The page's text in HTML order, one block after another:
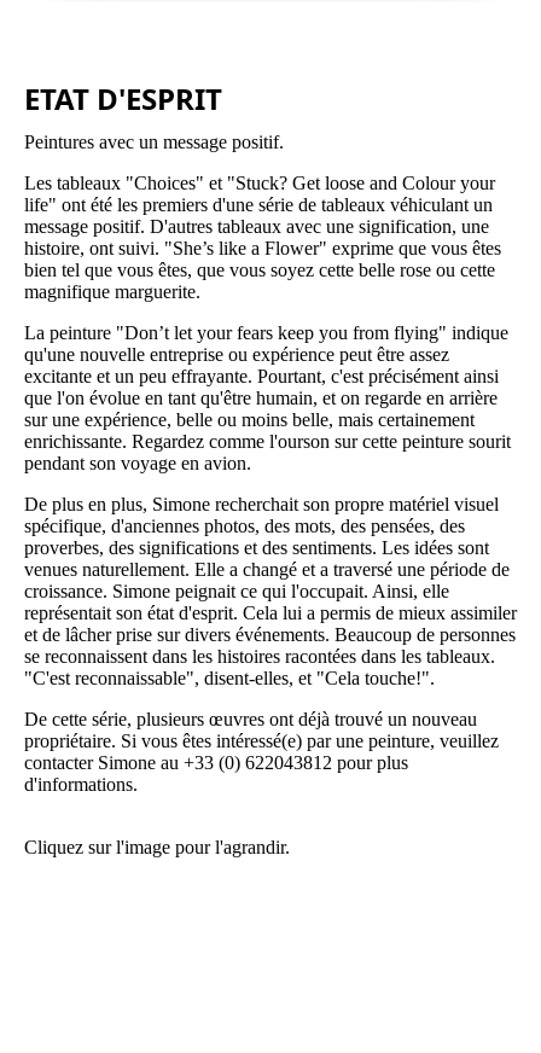
ETAT D'ESPRIT
Peintures avec un message positif.
Les tableaux "Choices" et "Stuck? Get loose and Colour your
life" ont été les premiers d'une série de tableaux véhiculant un
message positif. D'autres tableaux avec une signification, une
histoire, ont suivi. "She’s like a Flower" exprime que vous êtes
bien tel que vous êtes, que vous soyez cette belle rose ou cette
magnifique marguerite.
La peinture "Don’t let your fears keep you from flying" indique
qu'une nouvelle entreprise ou expérience peut être assez
excitante et un peu effrayante. Pourtant, c'est précisément ainsi
que l'on évolue en tant qu'être humain, et on regarde en arrière
sur une expérience, belle ou moins belle, mais certainement
enrichissante. Regardez comme l'ourson sur cette peinture sourit
pendant son voyage en avion.
De plus en plus, Simone recherchait son propre matériel visuel
spécifique, d'anciennes photos, des mots, des pensées, des
proverbes, des significations et des sentiments. Les idées sont
venues naturellement. Elle a changé et a traversé une période de
croissance. Simone peignait ce qui l'occupait. Ainsi, elle
représentait son état d'esprit. Cela lui a permis de mieux assimiler
et de lâcher prise sur divers événements. Beaucoup de personnes
se reconnaissent dans les histoires racontées dans les tableaux.
"C'est reconnaissable", disent-elles, et "Cela touche!".
De cette série, plusieurs œuvres ont déjà trouvé un nouveau
propriétaire. Si vous êtes intéressé(e) par une peinture, veuillez
contacter Simone au +33 (0) 622043812 pour plus
d'informations.
Cliquez sur l'image pour l'agrandir.